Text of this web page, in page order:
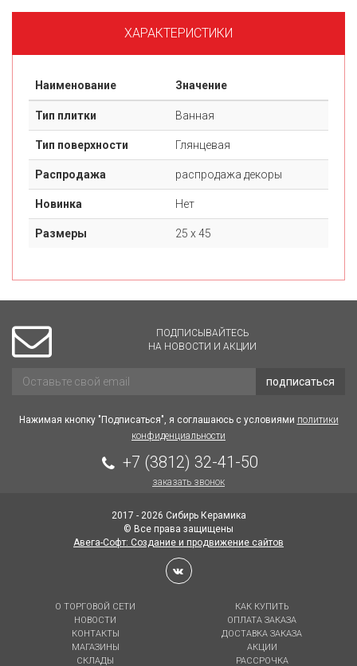
ХАРАКТЕРИСТИКИ
Наименование Значение
Тип плитки Ванная
Тип поверхности Глянцевая
Распродажа распродажа декоры
Новинка Нет
Размеры 25 х 45
ПОДПИСЫВАЙТЕСЬ
НА НОВОСТИ И АКЦИИ
подписаться
Нажимая кнопку "Подписаться", я соглашаюсь с условиями политики
конфиденциальности
+7 (3812) 32-41-50
заказать звонок
2017 - 2026 Сибирь Керамика
© Все права защищены
Авега-Софт: Создание и продвижение сайтов
О ТОРГОВОЙ СЕТИ
НОВОСТИ
КОНТАКТЫ
МАГАЗИНЫ
СКЛАДЫ
КАК КУПИТЬ
ОПЛАТА ЗАКАЗА
ДОСТАВКА ЗАКАЗА
АКЦИИ
РАССРОЧКА